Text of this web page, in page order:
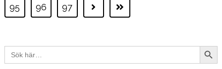
95
96 97
Sök
efter: